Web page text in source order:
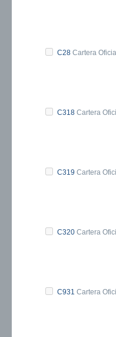
C28 Cartera
C318 Cartera
C319 Cartera
C320 Cartera
C931 Cartera